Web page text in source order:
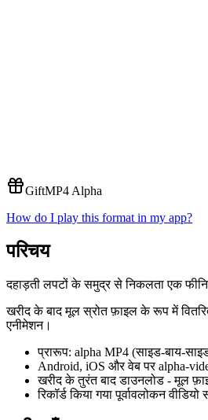
GiftMP4 Alpha
How do I play this format in my app?
परिचय
दहाड़ती लपटों के समुद्र से निकलता एक
खरीद के बाद मूल स्रोत फ़ाइल के रूप में
एनीमेशन।
प्रारूप: alpha MP4 (साइड-बाय-
Android, iOS और वेब पर alpha-
खरीद के तुरंत बाद डाउनलोड - मूल
रिकॉर्ड किया गया पूर्वावलोकन